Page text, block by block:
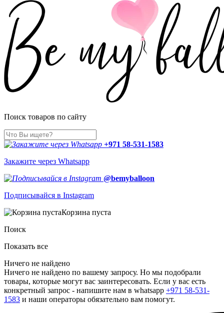
Поиск товаров по сайту
+971 58-531-1583
Закажите через Whatsapp
@bemyballoon
Подписывайся в Instagram
Корзина пуста
Поиск
Показать все
Ничего не найдено
Ничего не найдено по вашему запросу. Но мы подобрали
товары, которые могут вас заинтересовать. Если у вас есть
конкретный запрос - напишите нам в whatsapp +971 58-531-
1583 и наши операторы обязательно вам помогут.